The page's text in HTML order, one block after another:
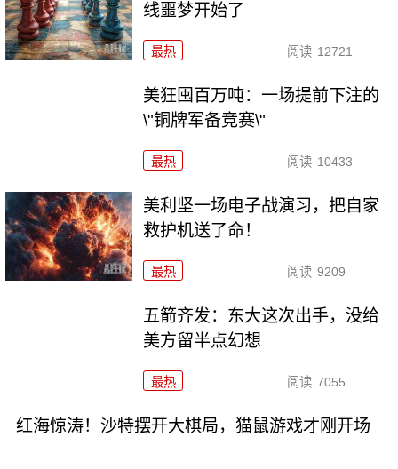
线噩梦开始了
最热 阅读 12721
美狂囤百万吨：一场提前下注的
\"铜牌军备竞赛\"
最热 阅读 10433
美利坚一场电子战演习，把自家
救护机送了命！
最热 阅读 9209
五箭齐发：东大这次出手，没给
美方留半点幻想
最热 阅读 7055
红海惊涛！沙特摆开大棋局，猫鼠游戏才刚开场